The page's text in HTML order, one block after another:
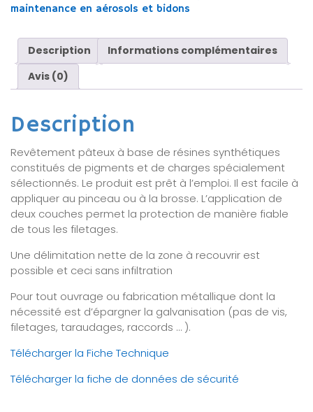
maintenance en aérosols et bidons
Description
Informations complémentaires
Avis (0)
Description
Revêtement pâteux à base de résines synthétiques
constitués de pigments et de charges spécialement
sélectionnés. Le produit est prêt à l’emploi. Il est facile à
appliquer au pinceau ou à la brosse. L’application de
deux couches permet la protection de manière fiable
de tous les filetages.
Une délimitation nette de la zone à recouvrir est
possible et ceci sans infiltration
Pour tout ouvrage ou fabrication métallique dont la
nécessité est d’épargner la galvanisation (pas de vis,
filetages, taraudages, raccords … ).
Télécharger la Fiche Technique
Télécharger la fiche de données de sécurité